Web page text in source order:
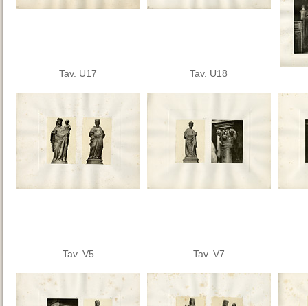
Tav. U17 Tav. U18
Tav. V5 Tav. V7